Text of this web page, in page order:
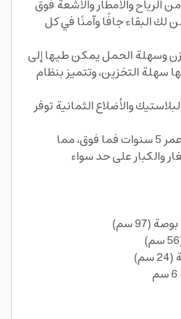
الرياح والأمطار والأشعة فوق
لك البقاء جافًا وآمنًا في كل
وسهلة الحمل يمكن طيها إلى
سهلة التخزين، وتتميز بنظام
والأضلاع الثمانية توفر
مناسبة للأطفال من عمر 5 سنوات فما فوق، مما
والكبار على حد سواء